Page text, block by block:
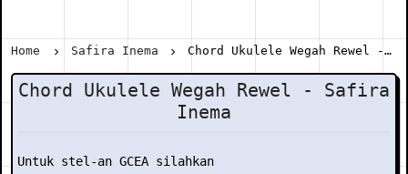
Home Safira Inema Chord Ukulele Wegah Rewel - Safira Inema
Chord Ukulele Wegah Rewel - Safira
Inema
Untuk stel-an GCEA silahkan